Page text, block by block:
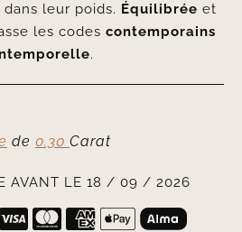
leur poids. Équilibrée et
les codes contemporains
.
de 0.30 Carat
AVANT LE 18 / 09 / 2026